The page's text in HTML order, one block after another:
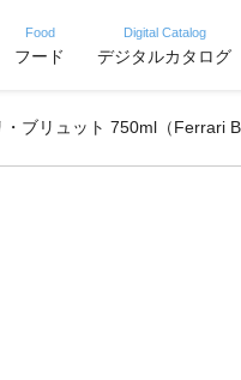
Food
フード
Digital Catalog
デジタルカタログ
・ブリュット 750ml（Ferrari